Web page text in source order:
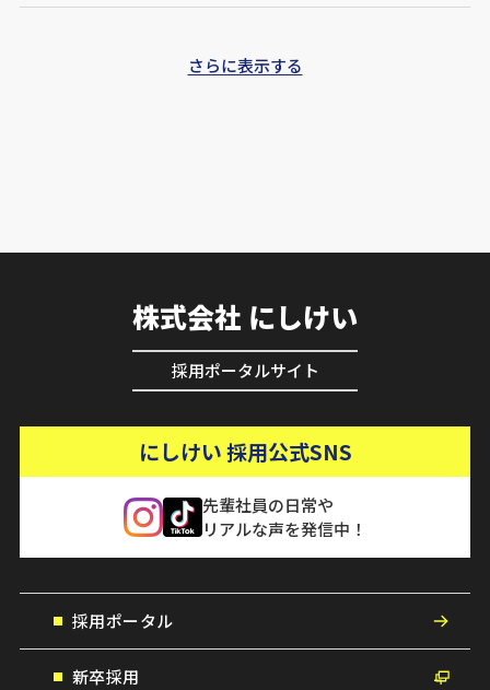
さらに表示する
株式会社 にしけい
採用ポータルサイト
にしけい 採用公式SNS
先輩社員の日常や
リアルな声を発信中！
採用ポータル
新卒採用